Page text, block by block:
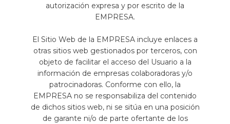
autorización expresa y por escrito de la
EMPRESA.
El Sitio Web de la EMPRESA incluye enlaces a
otras sitios web gestionados por terceros, con
objeto de facilitar el acceso del Usuario a la
información de empresas colaboradoras y/o
patrocinadoras. Conforme con ello, la
EMPRESA no se responsabiliza del contenido
de dichos sitios web, ni se sitúa en una posición
de garante ni/o de parte ofertante de los